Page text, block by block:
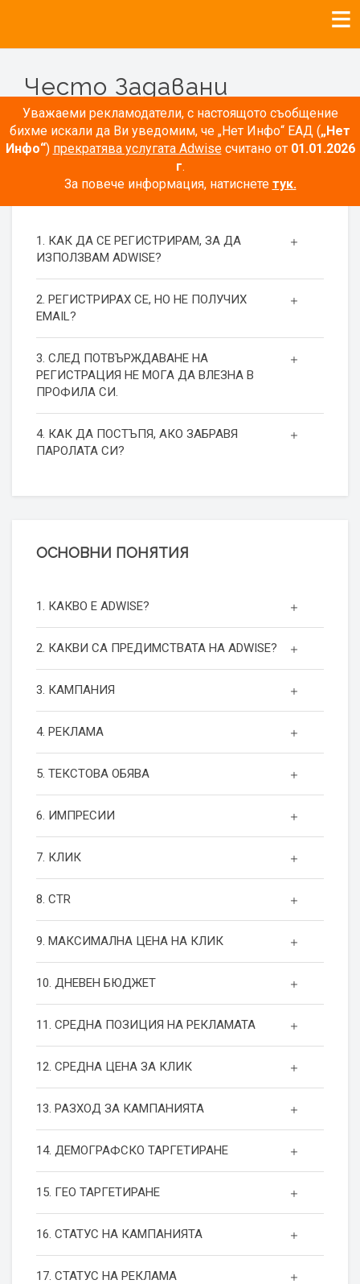
Уважаеми рекламодатели, с настоящото съобщение
бихме искали да Ви уведомим, че „Нет Инфо“ ЕАД („Нет
Инфо“) прекратява услугата Adwiseсчитано от 01.01.2026
г.
За повече информация, натиснете тук.
Често Задавани
Въпроси
РЕГИСТРАЦИЯ
1. КАК ДА СЕ РЕГИСТРИРАМ, ЗА ДА
ИЗПОЛЗВАМ ADWISE?
2. РЕГИСТРИРАХ СЕ, НО НЕ ПОЛУЧИХ
EMAIL?
3. СЛЕД ПОТВЪРЖДАВАНЕ НА
РЕГИСТРАЦИЯ НЕ МОГА ДА ВЛЕЗНА В
ПРОФИЛА СИ.
4. КАК ДА ПОСТЪПЯ, АКО ЗАБРАВЯ
ПАРОЛАТА СИ?
ОСНОВНИ ПОНЯТИЯ
1. КАКВО Е ADWISE?
2. КАКВИ СА ПРЕДИМСТВАТА НА ADWISE?
3. КАМПАНИЯ
4. РЕКЛАМА
5. ТЕКСТОВА ОБЯВА
6. ИМПРЕСИИ
7. КЛИК
8. CTR
9. МАКСИМАЛНА ЦЕНА НА КЛИК
10. ДНЕВЕН БЮДЖЕТ
11. СРЕДНА ПОЗИЦИЯ НА РЕКЛАМАТА
12. СРЕДНА ЦЕНА ЗА КЛИК
13. РАЗХОД ЗА КАМПАНИЯТА
14. ДЕМОГРАФСКО ТАРГЕТИРАНЕ
15. ГЕО ТАРГЕТИРАНЕ
16. СТАТУС НА КАМПАНИЯТА
17. СТАТУС НА РЕКЛАМА